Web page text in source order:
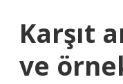
Karşıt
ve